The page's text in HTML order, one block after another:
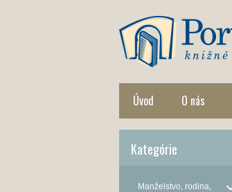
Úvod O nás
Kategórie
Manželstvo, rodina,